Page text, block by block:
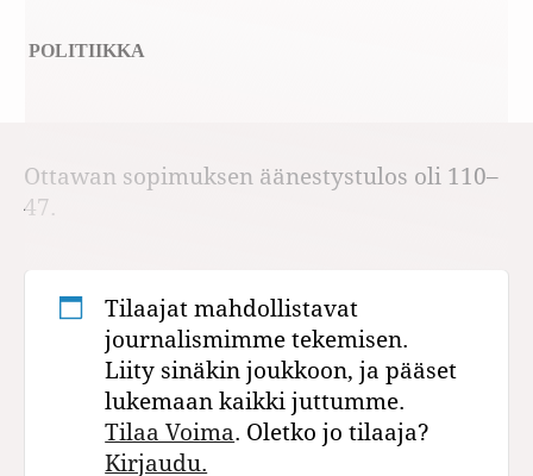
POLITIIKKA
Ottawan sopimuksen äänestystulos oli 110–
47.
Tilaajat mahdollistavat
journalismimme tekemisen.
Liity sinäkin joukkoon, ja pääset
lukemaan kaikki juttumme.
Tilaa Voima. Oletko jo tilaaja?
Kirjaudu.